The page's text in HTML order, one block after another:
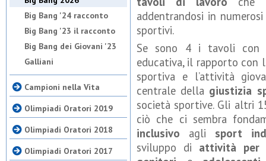
Big Bang '24 racconto
Big Bang '23 il racconto
Big Bang dei Giovani '23
Galliani
Campioni nella Vita
Olimpiadi Oratori 2019
Olimpiadi Oratori 2018
Olimpiadi Oratori 2017
addentrandosi in
sportivi.
Se sono 4 i tavoli
educativa, il rapporto con
sportiva e l’attività
centrale della giustizia
società sportive. Gli altri
ciò che ci sembra
inclusivo agli sport
sviluppo di attività per